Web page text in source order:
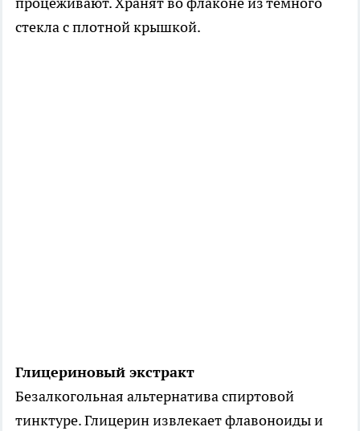
стекла с плотной крышкой.
Глицериновый экстракт
Безалкогольная альтернатива спиртовой
тинктуре. Глицерин извлекает флавоноиды и